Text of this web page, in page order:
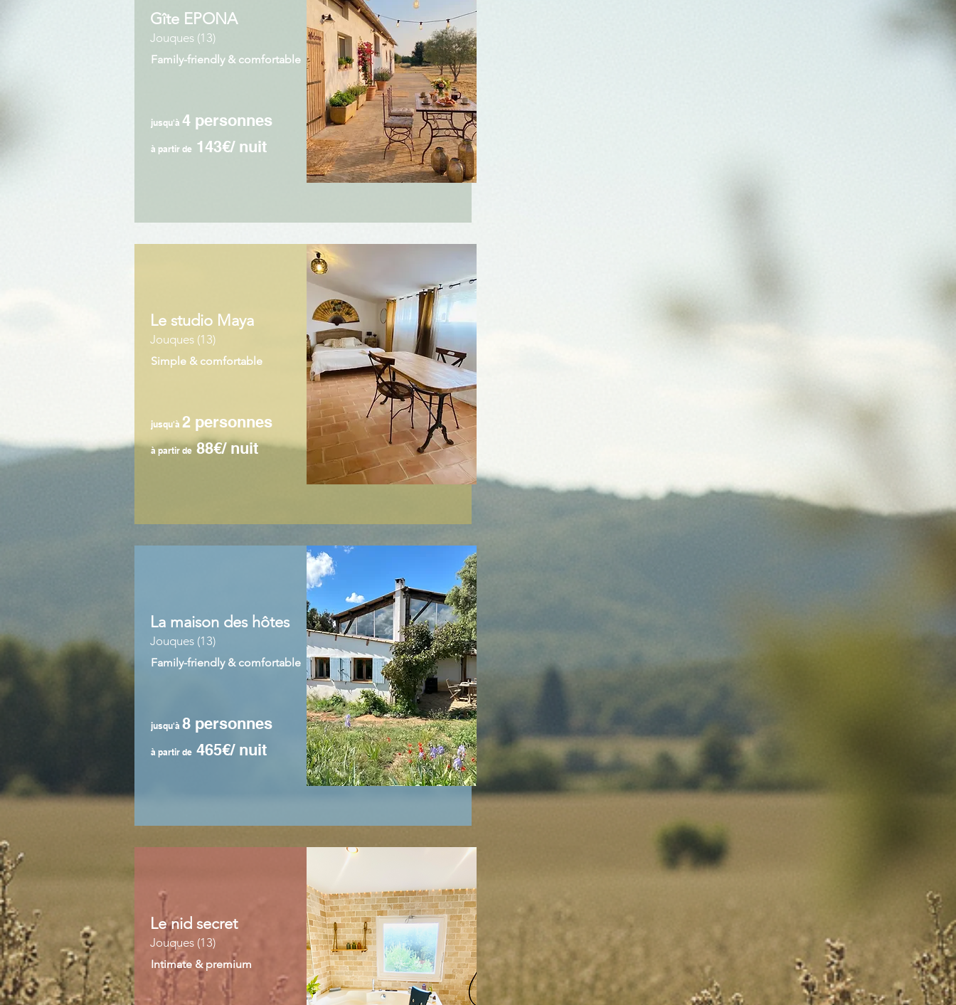
Gîte EPONA
Jouques (13)
Family-friendly & comfortable
jusqu'à 4 personnes
à partir de 143€/ nuit
Le studio Maya
Jouques (13)
Simple & comfortable
jusqu'à 2 personnes
à partir de88€/ nuit
La maison des hôtes
Jouques (13)
Family-friendly & comfortable
jusqu'à 8 personnes
à partir de 465€/ nuit
Le nid secret
Jouques (13)
Intimate & premium